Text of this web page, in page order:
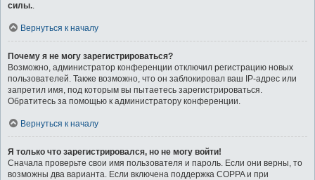
силы..
Вернуться к началу
Почему я не могу зарегистрироваться?
Возможно, администратор конференции отключил регистрацию новых
пользователей. Также возможно, что он заблокировал ваш IP-адрес или
запретил имя, под которым вы пытаетесь зарегистрироваться.
Обратитесь за помощью к администратору конференции.
Вернуться к началу
Я только что зарегистрировался, но не могу войти!
Сначала проверьте свои имя пользователя и пароль. Если они верны, то
возможны два варианта. Если включена поддержка COPPA и при